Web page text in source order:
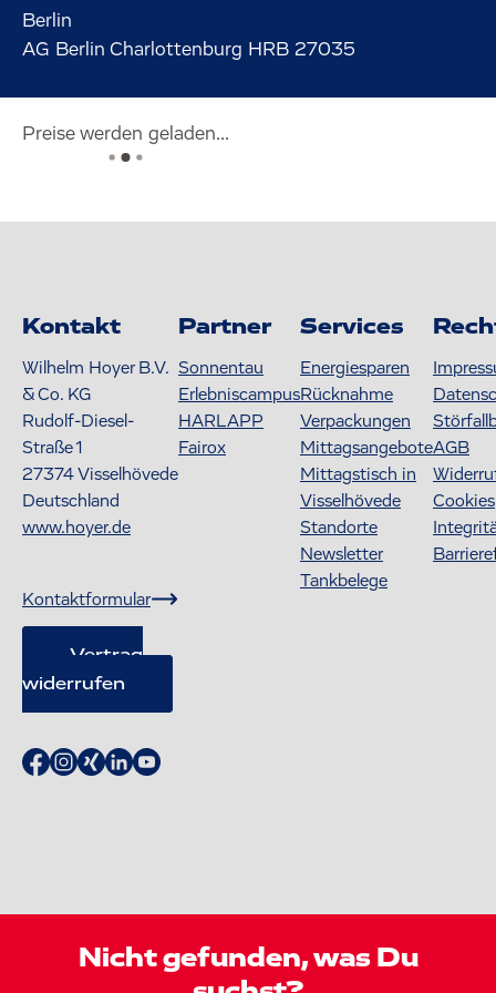
Berlin
AG Berlin Charlottenburg HRB 27035
Preise werden geladen...
Kontakt
Wilhelm Hoyer B.V.
& Co. KG
Rudolf-Diesel-
Straße 1
27374Visselhövede
Deutschland
www.hoyer.de
Kontaktformular
Vertrag
widerrufen
Partner
Sonnentau
Erlebniscampus
HARLAPP
Fairox
Services
Energiesparen
Rücknahme
Verpackungen
Mittagsangebote
Mittagstisch in
Visselhövede
Standorte
Newsletter
Tankbelege
AGB
Cookies
Nicht gefunden, was Du